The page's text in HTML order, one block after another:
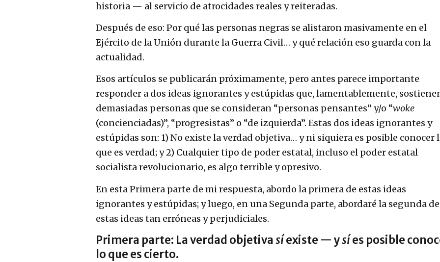
historia — al servicio de atrocidades reales y reiteradas.
Después de eso: Por qué las personas negras se alistaron masivamente en el
Ejército de la Unión durante la Guerra Civil… y qué relación eso guarda con la
actualidad.
Esos artículos se publicarán próximamente, pero antes parece importante
responder a dos ideas ignorantes y estúpidas que, lamentablemente,
demasiadas personas que se consideran “personas pensantes” y/o “woke
(concienciadas)”, “progresistas” o “de izquierda”. Estas dos ideas ignorantes y
estúpidas son: 1) No existe la verdad objetiva… y ni siquiera es posible conocer
que es verdad; y 2) Cualquier tipo de poder estatal, incluso el poder estatal
socialista revolucionario, es algo terrible y opresivo.
En esta Primera parte de mi respuesta, abordo la primera de estas ideas
ignorantes y estúpidas; y luego, en una Segunda parte, abordaré la segunda de
estas ideas tan erróneas y perjudiciales.
Primera parte: La verdad objetivasíexiste — ysíes posible
lo que es cierto.